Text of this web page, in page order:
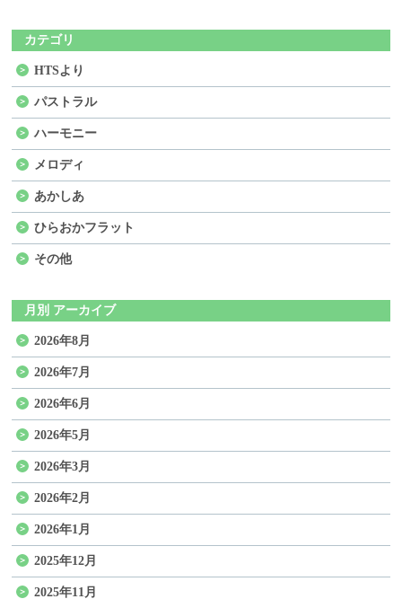
カテゴリ
HTSより
パストラル
ハーモニー
メロディ
あかしあ
ひらおかフラット
その他
月別 アーカイブ
2026年8月
2026年7月
2026年6月
2026年5月
2026年3月
2026年2月
2026年1月
2025年12月
2025年11月